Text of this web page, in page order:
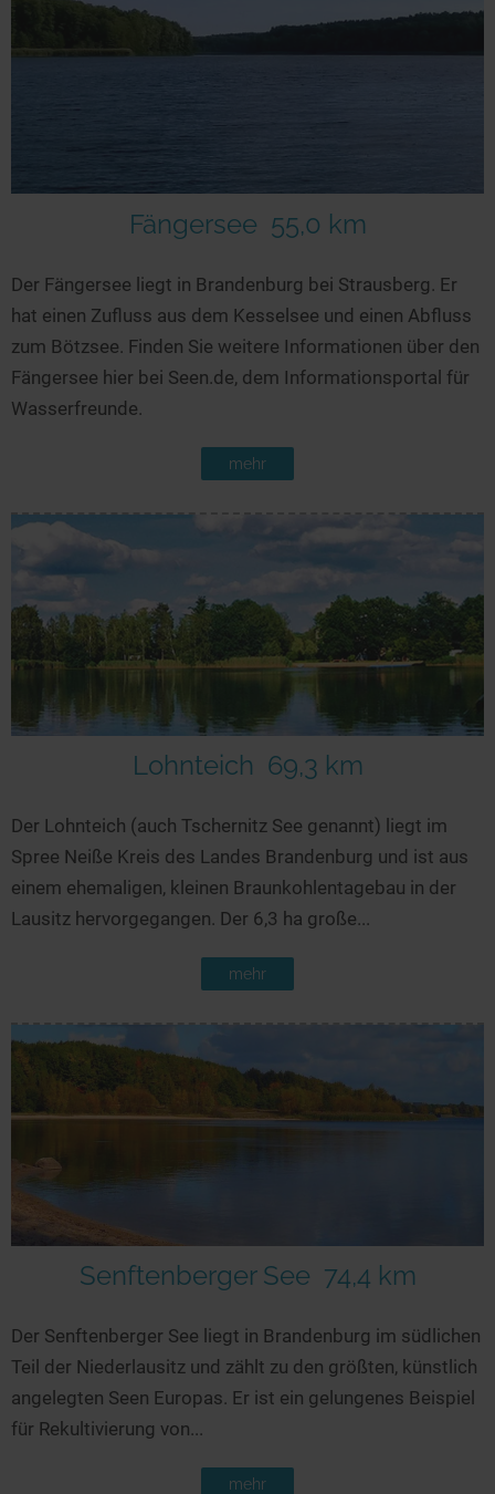
Fängersee 55,0 km
Der Fängersee liegt in Brandenburg bei Strausberg. Er
hat einen Zufluss aus dem Kesselsee und einen Abfluss
zum Bötzsee. Finden Sie weitere Informationen über den
Fängersee hier bei Seen.de, dem Informationsportal für
Wasserfreunde.
mehr
Lohnteich 69,3 km
Der Lohnteich (auch Tschernitz See genannt) liegt im
Spree Neiße Kreis des Landes Brandenburg und ist aus
einem ehemaligen, kleinen Braunkohlentagebau in der
Lausitz hervorgegangen. Der 6,3 ha große...
mehr
Senftenberger See 74,4 km
Der Senftenberger See liegt in Brandenburg im südlichen
Teil der Niederlausitz und zählt zu den größten, künstlich
angelegten Seen Europas. Er ist ein gelungenes Beispiel
für Rekultivierung von...
mehr